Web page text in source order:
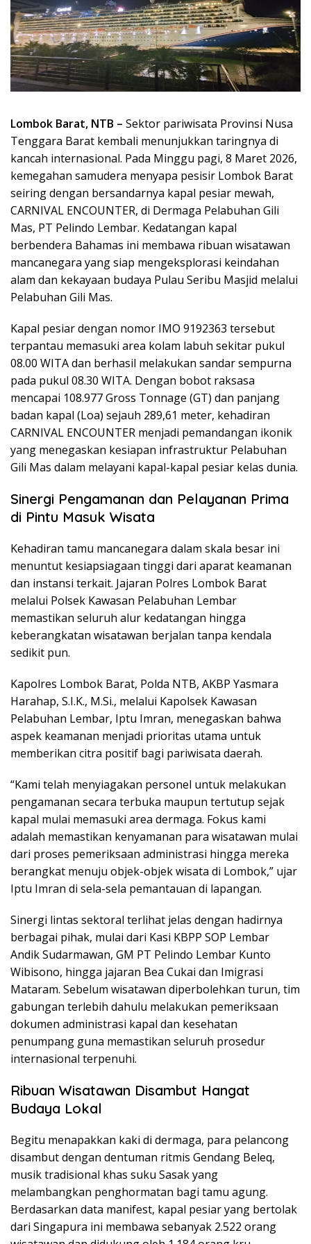
Lombok Barat, NTB – Sektor pariwisata Provinsi Nusa
Tenggara Barat kembali menunjukkan taringnya di
kancah internasional. Pada Minggu pagi, 8 Maret 2026,
kemegahan samudera menyapa pesisir Lombok Barat
seiring dengan bersandarnya kapal pesiar mewah,
CARNIVAL ENCOUNTER, di Dermaga Pelabuhan Gili
Mas, PT Pelindo Lembar. Kedatangan kapal
berbendera Bahamas ini membawa ribuan wisatawan
mancanegara yang siap mengeksplorasi keindahan
alam dan kekayaan budaya Pulau Seribu Masjid melalui
Pelabuhan Gili Mas.
Kapal pesiar dengan nomor IMO 9192363 tersebut
terpantau memasuki area kolam labuh sekitar pukul
08.00 WITA dan berhasil melakukan sandar sempurna
pada pukul 08.30 WITA. Dengan bobot raksasa
mencapai 108.977 Gross Tonnage (GT) dan panjang
badan kapal (Loa) sejauh 289,61 meter, kehadiran
CARNIVAL ENCOUNTER menjadi pemandangan ikonik
yang menegaskan kesiapan infrastruktur Pelabuhan
Gili Mas dalam melayani kapal-kapal pesiar kelas dunia.
Sinergi Pengamanan dan Pelayanan Prima
di Pintu Masuk Wisata
Kehadiran tamu mancanegara dalam skala besar ini
menuntut kesiapsiagaan tinggi dari aparat keamanan
dan instansi terkait. Jajaran Polres Lombok Barat
melalui Polsek Kawasan Pelabuhan Lembar
memastikan seluruh alur kedatangan hingga
keberangkatan wisatawan berjalan tanpa kendala
sedikit pun.
Kapolres Lombok Barat, Polda NTB, AKBP Yasmara
Harahap, S.I.K., M.Si., melalui Kapolsek Kawasan
Pelabuhan Lembar, Iptu Imran, menegaskan bahwa
aspek keamanan menjadi prioritas utama untuk
memberikan citra positif bagi pariwisata daerah.
“Kami telah menyiagakan personel untuk melakukan
pengamanan secara terbuka maupun tertutup sejak
kapal mulai memasuki area dermaga. Fokus kami
adalah memastikan kenyamanan para wisatawan mulai
dari proses pemeriksaan administrasi hingga mereka
berangkat menuju objek-objek wisata di Lombok,” ujar
Iptu Imran di sela-sela pemantauan di lapangan.
Sinergi lintas sektoral terlihat jelas dengan hadirnya
berbagai pihak, mulai dari Kasi KBPP SOP Lembar
Andik Sudarmawan, GM PT Pelindo Lembar Kunto
Wibisono, hingga jajaran Bea Cukai dan Imigrasi
Mataram. Sebelum wisatawan diperbolehkan turun, tim
gabungan terlebih dahulu melakukan pemeriksaan
dokumen administrasi kapal dan kesehatan
penumpang guna memastikan seluruh prosedur
internasional terpenuhi.
Ribuan Wisatawan Disambut Hangat
Budaya Lokal
Begitu menapakkan kaki di dermaga, para pelancong
disambut dengan dentuman ritmis Gendang Beleq,
musik tradisional khas suku Sasak yang
melambangkan penghormatan bagi tamu agung.
Berdasarkan data manifest, kapal pesiar yang bertolak
dari Singapura ini membawa sebanyak 2.522 orang